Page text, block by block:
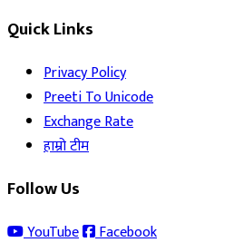
Quick Links
Privacy Policy
Preeti To Unicode
Exchange Rate
हाम्रो टीम
Follow Us
YouTube
Facebook